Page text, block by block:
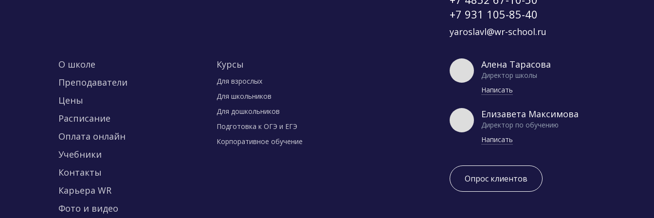
+7 931 105-85-40
yaroslavl@wr-school.ru
О школе
Преподаватели
Цены
Расписание
Оплата онлайн
Учебники
Контакты
Карьера WR
Фото и видео
Курсы
Для взрослых
Для школьников
Для дошкольников
Подготовка к ОГЭ и ЕГЭ
Корпоративное обучение
Алена Тарасова
Директор школы
Написать
Елизавета Максимова
Директор по обучению
Написать
Опрос клиентов